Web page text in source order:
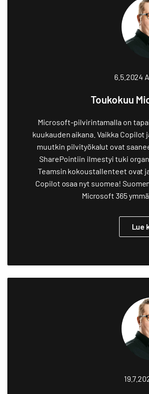
6.5.2024
Toukokuu
Microsoft-pilvirintamalla on
kuukauden aikana. Vaikka
muutkin pilvityökalut ovat
SharePointiin ilmestyi tuki
Teamsin kokoustallenteet ovat
Copilot osaa nyt suomea!
Microsoft 365
Lue